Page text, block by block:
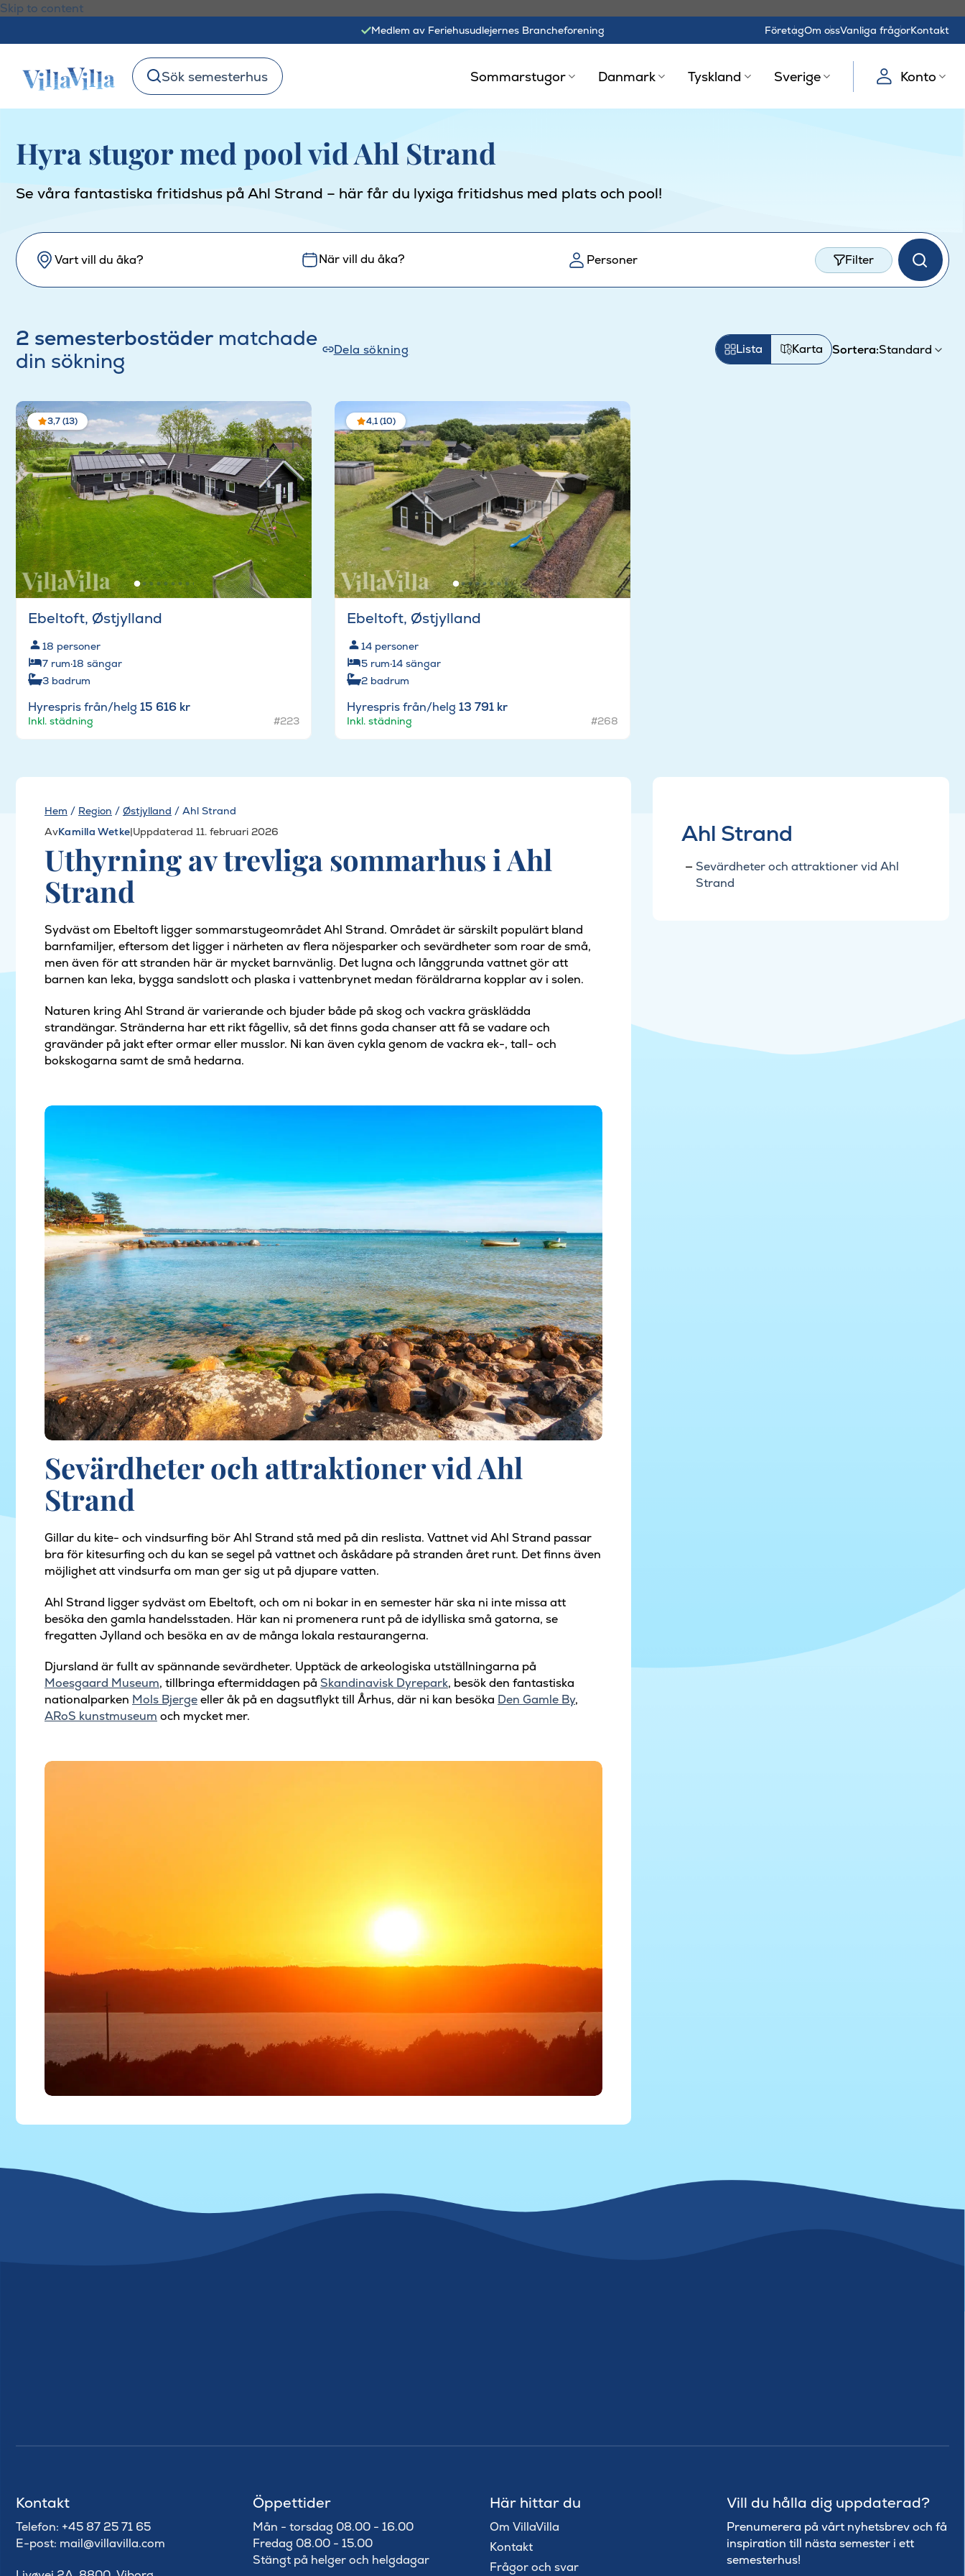
Skip to content
Medlem av Feriehusudlejernes Brancheforening FöretagOm ossVanliga frågorKontakt
Sök semesterhus Sommarstugor Danmark Tyskland Sverige Konto
Hyra stugor med pool vid Ahl Strand
Se våra fantastiska fritidshus på Ahl Strand – här får du lyxiga fritidshus med plats och pool!
Vart vill du åka? När vill du åka? Personer Filter
2 semesterbostädermatchade
din sökning
Dela sökning Sortera:
Lista Karta
3,7 (13)
Ebeltoft, Østjylland
18 personer
7 rum·18 sängar
3 badrum
Hyrespris från/helg 15 616 kr
Inkl. städning #223
4,1 (10)
Ebeltoft, Østjylland
14 personer
5 rum·14 sängar
2 badrum
Hyrespris från/helg 13 791 kr
Inkl. städning #268
Hem / Region / Østjylland / Ahl Strand
AvKamilla Wetke|Uppdaterad 11. februari 2026
Uthyrning av trevliga sommarhus i Ahl
Strand
Sydväst om Ebeltoft ligger sommarstugeområdet Ahl Strand. Området är särskilt populärt bland
barnfamiljer, eftersom det ligger i närheten av flera nöjesparker och sevärdheter som roar de små,
men även för att stranden här är mycket barnvänlig. Det lugna och långgrunda vattnet gör att
barnen kan leka, bygga sandslott och plaska i vattenbrynet medan föräldrarna kopplar av i solen.
Naturen kring Ahl Strand är varierande och bjuder både på skog och vackra gräsklädda
strandängar. Stränderna har ett rikt fågelliv, så det finns goda chanser att få se vadare och
gravänder på jakt efter ormar eller musslor. Ni kan även cykla genom de vackra ek-, tall- och
bokskogarna samt de små hedarna.
Sevärdheter och attraktioner vid Ahl
Strand
Gillar du kite- och vindsurfing bör Ahl Strand stå med på din reslista. Vattnet vid Ahl Strand passar
bra för kitesurfing och du kan se segel på vattnet och åskådare på stranden året runt. Det finns även
möjlighet att vindsurfa om man ger sig ut på djupare vatten.
Ahl Strand ligger sydväst om Ebeltoft, och om ni bokar in en semester här ska ni inte missa att
besöka den gamla handelsstaden. Här kan ni promenera runt på de idylliska små gatorna, se
fregatten Jylland och besöka en av de många lokala restaurangerna.
Djursland är fullt av spännande sevärdheter. Upptäck de arkeologiska utställningarna på
Moesgaard Museum, tillbringa eftermiddagen på Skandinavisk Dyrepark, besök den fantastiska
nationalparken Mols Bjergeeller åk på en dagsutflykt till Århus, där ni kan besöka Den Gamle By,
ARoS kunstmuseum och mycket mer.
Ahl Strand
Sevärdheter och attraktioner vid Ahl
Strand
Kontakt
Telefon: +45 87 25 71 65
E-post: mail@villavilla.com
Öppettider
Mån - torsdag 08.00 - 16.00
Fredag 08.00 - 15.00
Stängt på helger och helgdagar
Här hittar du
Om VillaVilla
Kontakt
Frågor och svar
Vill du hålla dig uppdaterad?
Prenumerera på vårt nyhetsbrev och få
inspiration till nästa semester i ett
semesterhus!